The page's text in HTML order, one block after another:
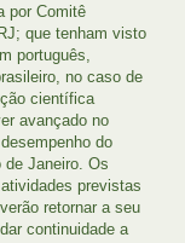
por Comitê
que tenham visto
português,
no caso de
científica
avançado no
do
de Janeiro. Os
previstas
retornar a seu
continuidade a